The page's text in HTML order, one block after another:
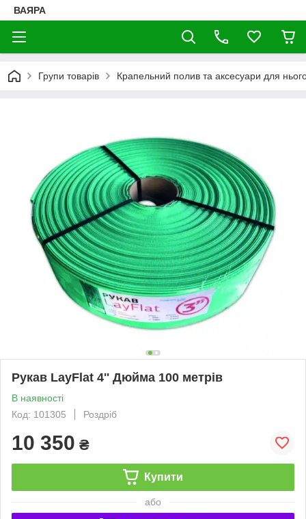
ВАЯРА
Групи товарів Крапельний полив та аксесуари для
Рукав LayFlat 4'' Дюйма 100 метрів
В наявності
Код: 101305
Роздріб
10 350 ₴
Купити
або